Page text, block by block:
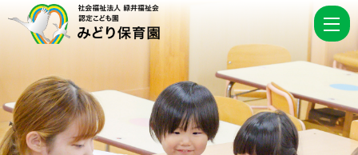
リ
ク
ル
ー
ト